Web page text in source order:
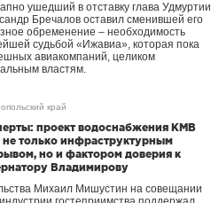
ушедший в отставку глава Удмуртии
Бречалов оставил сменившей его
обременение – необходимость
судьбой «Ижавиа», которая пока
авиакомпаний, целиком
властям.
край
проект водоснабжения КМВ
не только инфраструктурным
но и фактором доверия к
Владимирову
Михаил Мишустин на совещании